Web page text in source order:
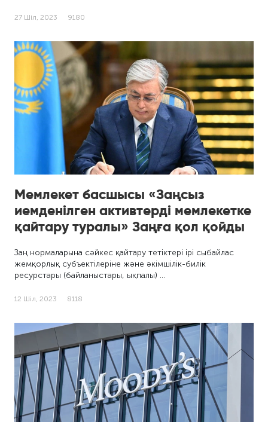
27 Шіл, 2023 9180
Мемлекет басшысы «Заңсыз
иемденілген активтерді мемлекетке
қайтару туралы» Заңға қол қойды
Заң нормаларына сәйкес қайтару тетіктері ірі сыбайлас
жемқорлық субъектілеріне және әкімшілік-билік
ресурстары (байланыстары, ықпалы) …
12 Шіл, 2023 8118